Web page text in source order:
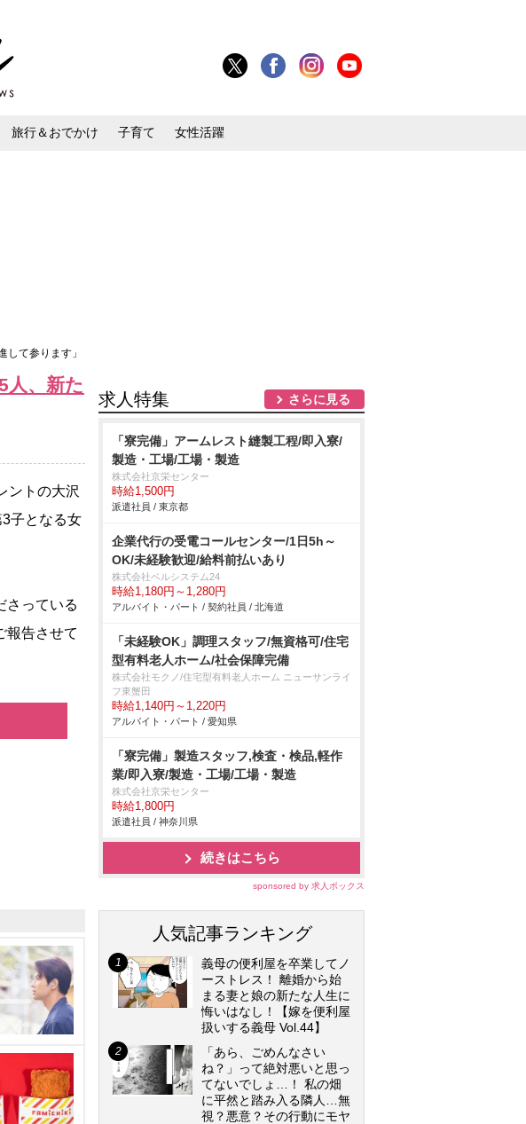
旅行＆おでかけ 子育て 女性活躍
て参ります」
人、新た
ントの大沢
子となる女
さっている
告させて
求人特集 さらに見る
「寮完備」アームレスト縫製工程/即入寮/
製造・工場/工場・製造
株式会社京栄センター
時給1,500円
派遣社員 / 東京都
企業代行の受電コールセンター/1日5h～
OK/未経験歓迎/給料前払いあり
株式会社ベルシステム24
時給1,180円～1,280円
アルバイト・パート / 契約社員 / 北海道
「未経験OK」調理スタッフ/無資格可/住宅
型有料老人ホーム/社会保障完備
株式会社モクノ/住宅型有料老人ホーム ニューサンライ
フ東蟹田
時給1,140円～1,220円
アルバイト・パート / 愛知県
「寮完備」製造スタッフ,検査・検品,軽作
業/即入寮/製造・工場/工場・製造
株式会社京栄センター
時給1,800円
派遣社員 / 神奈川県
続きはこちら
sponsored by 求人ボックス
人気記事ランキング
義母の便利屋を卒業してノ
ーストレス！ 離婚から始
まる妻と娘の新たな人生に
悔いはなし！【嫁を便利屋
扱いする義母 Vol.44】
「あら、ごめんなさい
ね？」って絶対悪いと思っ
てないでしょ…！ 私の畑
に平然と踏み入る隣人…無
視？悪意？その行動にモヤ